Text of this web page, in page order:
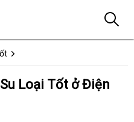
Loại Tốt ở Điện